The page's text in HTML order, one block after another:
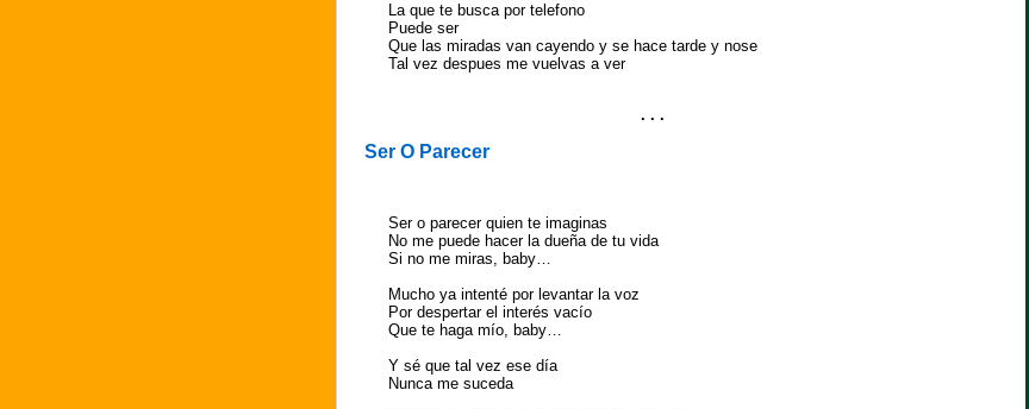
La que te busca por telefono
Puede ser
Que las miradas van cayendo y se hace tarde y nose
Tal vez despues me vuelvas a ver
. . .
Ser O Parecer
Ser o parecer quien te imaginas
No me puede hacer la dueña de tu vida
Si no me miras, baby…
Mucho ya intenté por levantar la voz
Por despertar el interés vacío
Que te haga mío, baby…
Y sé que tal vez ese día
Nunca me suceda